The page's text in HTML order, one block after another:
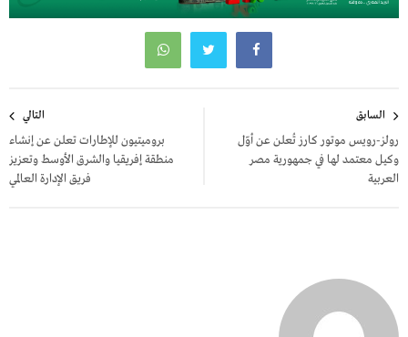
المقالات
السابق
رولز-رويس موتور كارز تُعلن عن أوّل
وكيل معتمد لها في جمهورية مصر
العربية
التالي
بروميتيون للإطارات تعلن عن إنشاء
منطقة إفريقيا والشرق الأوسط وتعزيز
فريق الإدارة العالمي